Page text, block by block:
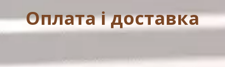
Оплата і доставка